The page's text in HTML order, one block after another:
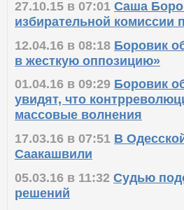
27.10.15 в 07:01 Саша
избирательной комиссии
12.04.16 в 08:18 Боровик
в жесткую оппозицию»
01.04.16 в 09:29 Боровик
увидят, что
массовые волнения
17.03.16 в 07:51 В
Саакашвили
05.03.16 в 11:32 Судью
решений